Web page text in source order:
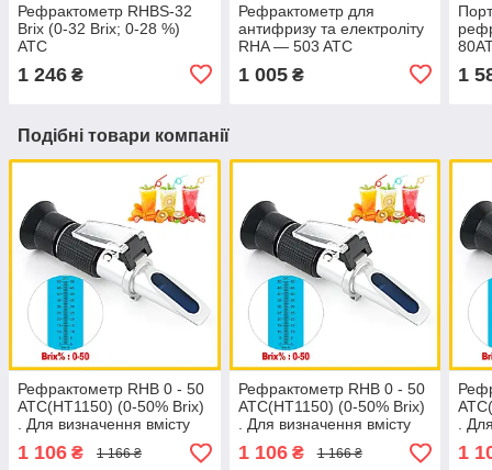
Рефрактометр RHBS-32
Brix (0-32 Brix; 0-28 %)
АТС
1 246 ₴
Рефрактометр для
антифризу та електроліту
RHA — 503 ATC
1 005₴
(0-
1
Подібні товари компанії
Рефрактометр RHB 0 - 50
ATC(HT1150) (0-50% Brix)
. Для визначення вмісту
сахарози у вині, соках,
сиропах
1 106 ₴ 1 166 ₴
Рефрактометр RHB 0 - 50
ATC(HT1150) (0-50% Brix)
. Для визначення вмісту
сахарози у вині, соках,
сиропах
1 106₴ 1 166 ₴
.
1